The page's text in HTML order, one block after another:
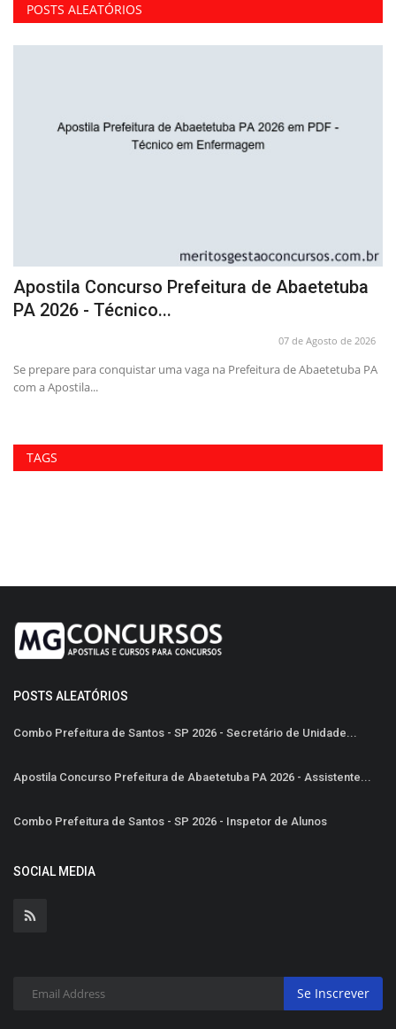
POSTS ALEATÓRIOS
Apostila Concurso Prefeitura de Abaetetuba
PA 2026 - Técnico...
07 de Agosto de 2026
Se prepare para conquistar uma vaga na Prefeitura de Abaetetuba PA
com a Apostila...
TAGS
POSTS ALEATÓRIOS
Combo Prefeitura de Santos - SP 2026 - Secretário de Unidade...
Apostila Concurso Prefeitura de Abaetetuba PA 2026 - Assistente...
Combo Prefeitura de Santos - SP 2026 - Inspetor de Alunos
SOCIAL MEDIA
Se Inscrever